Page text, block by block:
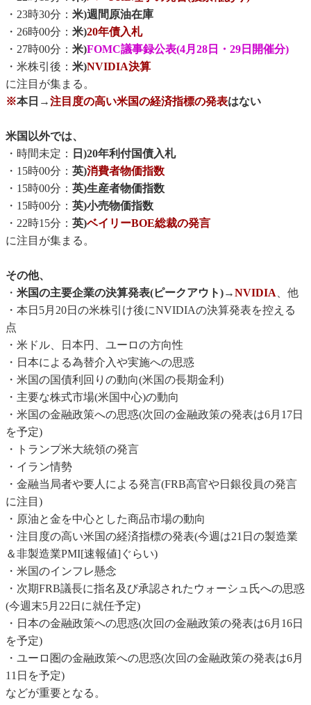
・23時30分： 米)週間原油在庫
・26時00分： 米)20年債入札
・27時00分： 米)FOMC議事録公表(4月28日・29日開催分)
・米株引後： 米)NVIDIA決算
に注目が集まる。
※本日→注目度の高い米国の経済指標の発表はない
米国以外では、
・時間未定：
日)20年利付国債入札
・15時00分： 英)消費者物価指数
・15時00分： 英)生産者物価指数
・15時00分： 英)小売物価指数
・22時15分： 英)ベイリーBOE総裁の発言
に注目が集まる。
その他、
・ 米国の主要企業の決算発表(ピークアウト)→NVIDIA、他
・本日5月20日の米株引け後にNVIDIAの決算発表を控える
点
・米ドル、日本円、ユーロの方向性
・日本による為替介入や実施への思惑
・米国の国債利回りの動向(米国の長期金利)
・主要な株式市場(米国中心)の動向
・米国の金融政策への思惑(次回の金融政策の発表は6月17日
を予定)
・トランプ米大統領の発言
・イラン情勢
・金融当局者や要人による発言(FRB高官や日銀役員の発言
に注目)
・原油と金を中心とした商品市場の動向
・注目度の高い米国の経済指標の発表(今週は21日の製造業
＆非製造業PMI[速報値]ぐらい)
・米国のインフレ懸念
・次期FRB議長に指名及び承認されたウォーシュ氏への思惑
(今週末5月22日に就任予定)
・日本の金融政策への思惑(次回の金融政策の発表は6月16日
を予定)
・ユーロ圏の金融政策への思惑(次回の金融政策の発表は6月
11日を予定)
などが重要となる。